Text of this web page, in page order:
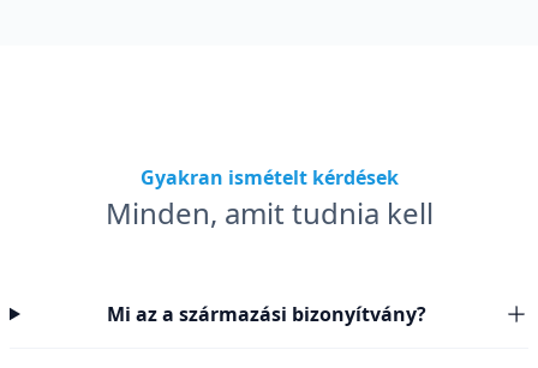
Gyakran ismételt kérdések
Minden, amit tudnia kell
Mi az a származási bizonyítvány?